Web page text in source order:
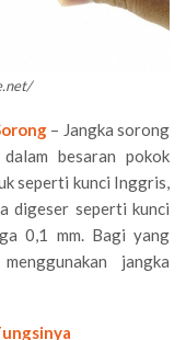
– Jangka sorong
besaran pokok
seperti kunci Inggris,
digeser seperti kunci
0,1 mm. Bagi yang
jangka